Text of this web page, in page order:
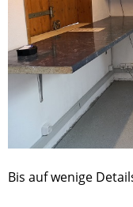
Bis auf wenige